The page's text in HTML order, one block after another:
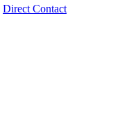
Direct Contact